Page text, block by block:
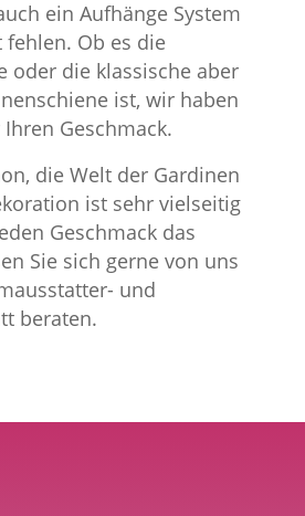
ein Aufhänge System
Ob es die
oder die klassische aber
ist, wir haben
Geschmack.
die Welt der Gardinen
ist sehr vielseitig
Geschmack das
Sie sich gerne von uns
und
beraten.